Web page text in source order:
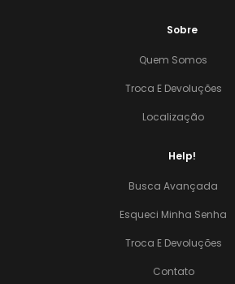
Sobre
Quem Somos
Troca E Devoluções
Localização
Help!
Busca Avançada
Esqueci Minha Senha
Troca E Devoluções
Contato